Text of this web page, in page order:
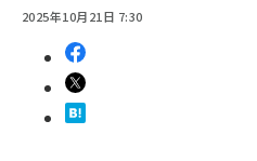
2025年10月21日 7:30